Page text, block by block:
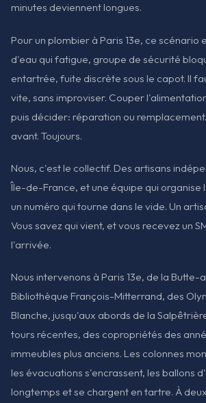
minutes deviennent longues.
Pour un plombier à Paris 13e, ce scénario
d'eau qui fatigue, groupe de sécurité
entartrée, fuite discrète sous le capot. Il
vite, sans improviser. Couper
puis décider: réparation ou
avant. Toujours.
Nous, c'est le collectif. Des artisans
Île-de-France, et une équipe qui organise
un numéro qui tourne dans le vide. Un
Vous savez qui vient, et vous recevez un
l'arrivée.
Nous intervenons à Paris 13e, de la Butte-
Bibliothèque François-Mitterrand, des
Blanche, jusqu'aux abords de la
tours récentes, des copropriétés des
immeubles plus anciens. Les colonnes
les évacuations s'encrassent, les ballons
longtemps et se chargent en tartre. À